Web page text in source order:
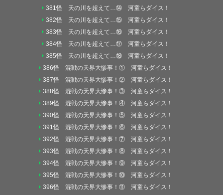
381怪 天の川を超えて…⑭ 河童らダイス！
382怪 天の川を超えて…⑮ 河童らダイス！
383怪 天の川を超えて…⑯ 河童らダイス！
384怪 天の川を超えて…⑰ 河童らダイス！
385怪 天の川を超えて…⑱ 河童らダイス！
386怪 混戦の天界大惨事！① 河童らダイス！
387怪 混戦の天界大惨事！② 河童らダイス！
388怪 混戦の天界大惨事！③ 河童らダイス！
389怪 混戦の天界大惨事！④ 河童らダイス！
390怪 混戦の天界大惨事！⑤ 河童らダイス！
391怪 混戦の天界大惨事！⑥ 河童らダイス！
392怪 混戦の天界大惨事！⑦ 河童らダイス！
393怪 混戦の天界大惨事！⑧ 河童らダイス！
394怪 混戦の天界大惨事！⑨ 河童らダイス！
395怪 混戦の天界大惨事！⑩ 河童らダイス！
396怪 混戦の天界大惨事！⑪ 河童らダイス！